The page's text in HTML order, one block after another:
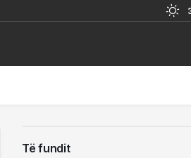
Të fundit